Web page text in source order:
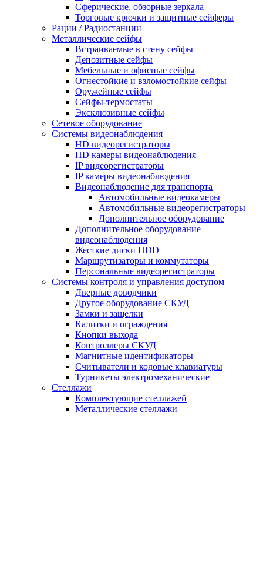
Сферические, обзорные зеркала
Торговые крючки и защитные сейферы
Рации / Радиостанции
Металлические сейфы
Встраиваемые в стену сейфы
Депозитные сейфы
Мебельные и офисные сейфы
Огнестойкие и взломостойкие сейфы
Оружейные сейфы
Сейфы-термостаты
Эксклюзивные сейфы
Сетевое оборудование
Системы видеонаблюдения
HD видеорегистраторы
HD камеры видеонаблюдения
IP видеорегистраторы
IP камеры видеонаблюдения
Видеонаблюдение для транспорта
Автомобильные видеокамеры
Автомобильные видеорегистраторы
Дополнительное оборудование
Дополнительное оборудование
видеонаблюдения
Жесткие диски HDD
Маршрутизаторы и коммутаторы
Персональные видеорегистраторы
Системы контроля и управления доступом
Дверные доводчики
Другое оборудование СКУД
Замки и защелки
Калитки и ограждения
Кнопки выхода
Контроллеры СКУД
Магнитные идентификаторы
Считыватели и кодовые клавиатуры
Турникеты электромеханические
Стеллажи
Комплектующие стеллажей
Металлические стеллажи